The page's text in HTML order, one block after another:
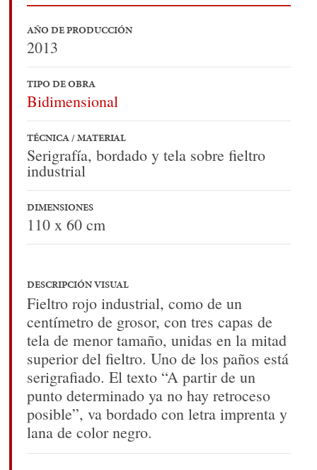
AÑO DE PRODUCCIÓN
2013
TIPO DE OBRA
Bidimensional
TÉCNICA / MATERIAL
Serigrafía, bordado y tela sobre fieltro
industrial
DIMENSIONES
110 x 60 cm
DESCRIPCIÓN VISUAL
Fieltro rojo industrial, como de un
centímetro de grosor, con tres capas de
tela de menor tamaño, unidas en la mitad
superior del fieltro. Uno de los paños está
serigrafiado. El texto “A partir de un
punto determinado ya no hay retroceso
posible”, va bordado con letra imprenta y
lana de color negro.